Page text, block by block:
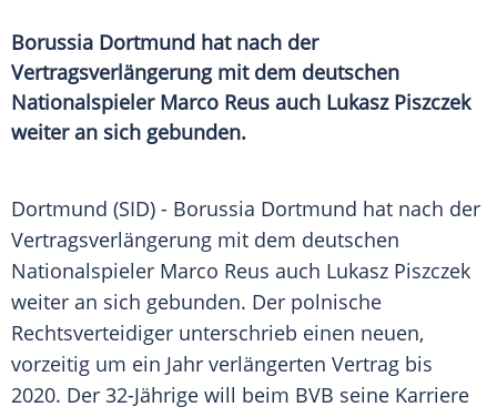
Borussia Dortmund hat nach der
Vertragsverlängerung mit dem deutschen
Nationalspieler Marco Reus auch Lukasz Piszczek
weiter an sich gebunden.
Dortmund (SID) - Borussia Dortmund hat nach der
Vertragsverlängerung mit dem deutschen
Nationalspieler Marco Reus auch Lukasz Piszczek
weiter an sich gebunden. Der polnische
Rechtsverteidiger unterschrieb einen neuen,
vorzeitig um ein Jahr verlängerten Vertrag bis
2020. Der 32-Jährige will beim BVB seine Karriere